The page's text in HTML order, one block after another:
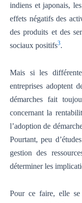
indiens et japonais,
effets négatifs des
des produits et des
sociaux positifs3.
Mais si les
entreprises adoptent
démarches fait
concernant la
l’adoption de
Pourtant, peu
gestion des
déterminer les
Pour ce faire, elle se